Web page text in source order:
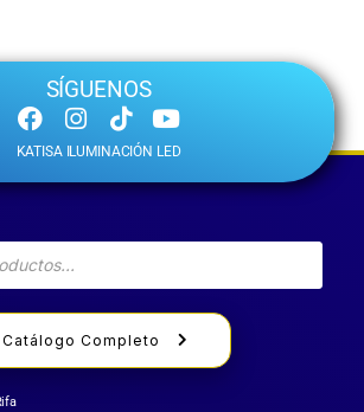
SÍGUENOS
KATISA ILUMINACIÓN LED
Catálogo Completo